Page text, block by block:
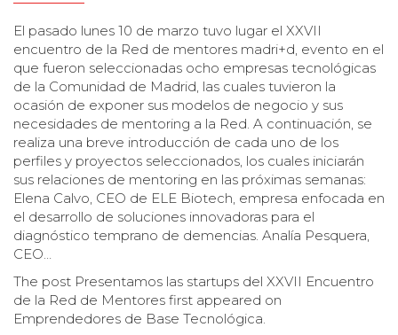
El pasado lunes 10 de marzo tuvo lugar el XXVII
encuentro de la Red de mentores madri+d, evento en el
que fueron seleccionadas ocho empresas tecnológicas
de la Comunidad de Madrid, las cuales tuvieron la
ocasión de exponer sus modelos de negocio y sus
necesidades de mentoring a la Red. A continuación, se
realiza una breve introducción de cada uno de los
perfiles y proyectos seleccionados, los cuales iniciarán
sus relaciones de mentoring en las próximas semanas:
Elena Calvo, CEO de ELE Biotech, empresa enfocada en
el desarrollo de soluciones innovadoras para el
diagnóstico temprano de demencias. Analía Pesquera,
CEO…
The post Presentamos las startups del XXVII Encuentro
de la Red de Mentores first appeared on
Emprendedores de Base Tecnológica.